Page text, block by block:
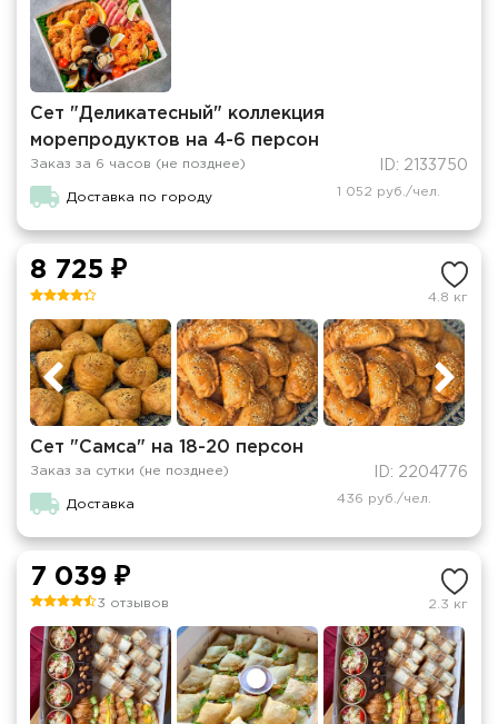
Сет "Деликатесный" коллекция
морепродуктов на 4-6 персон
Заказ за 6 часов (не позднее) ID: 2133750
Доставка по городу 1 052 руб./чел.
8 725 ₽
4.8 кг
Сет "Самса" на 18-20 персон
Заказ за сутки (не позднее) ID: 2204776
Доставка 436 руб./чел.
7 039 ₽
3 отзывов 2.3 кг